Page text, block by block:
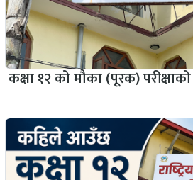
कक्षा १२ को मौका (पूरक)